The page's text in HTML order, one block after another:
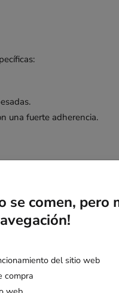
una fuerte adherencia.
adhesivo.
se comen, pero
del sitio web
compra